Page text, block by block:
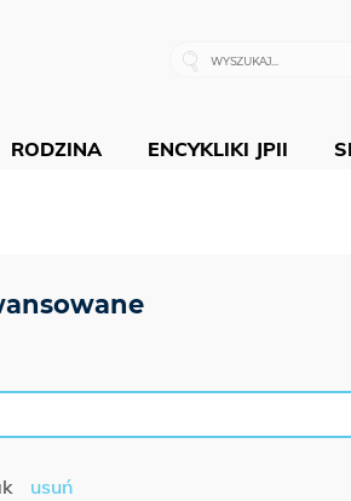
RODZINA ENCYKLIKI JPII
usuń